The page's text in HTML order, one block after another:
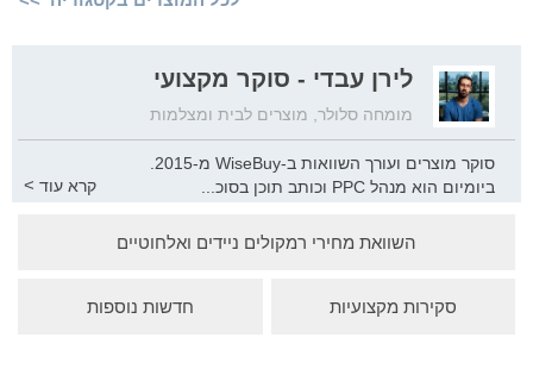
לירן עבדי - סוקר מקצועי
מומחה סלולר, מוצרים לבית ומצלמות
סוקר מוצרים ועורך השוואות ב-WiseBuy מ-2015.
ביומיום הוא מנהל PPC וכותב תוכן בסוכ
קרא עוד >
השוואת מחירי רמקולים ניידים ואלחוטיים
סקירות מקצועיות חדשות נוספות